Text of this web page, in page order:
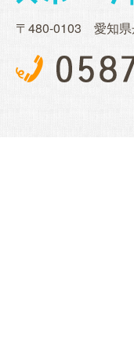
〒480-0103 愛知県